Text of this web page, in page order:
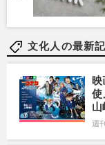
文化人の最新
映
使
山
週